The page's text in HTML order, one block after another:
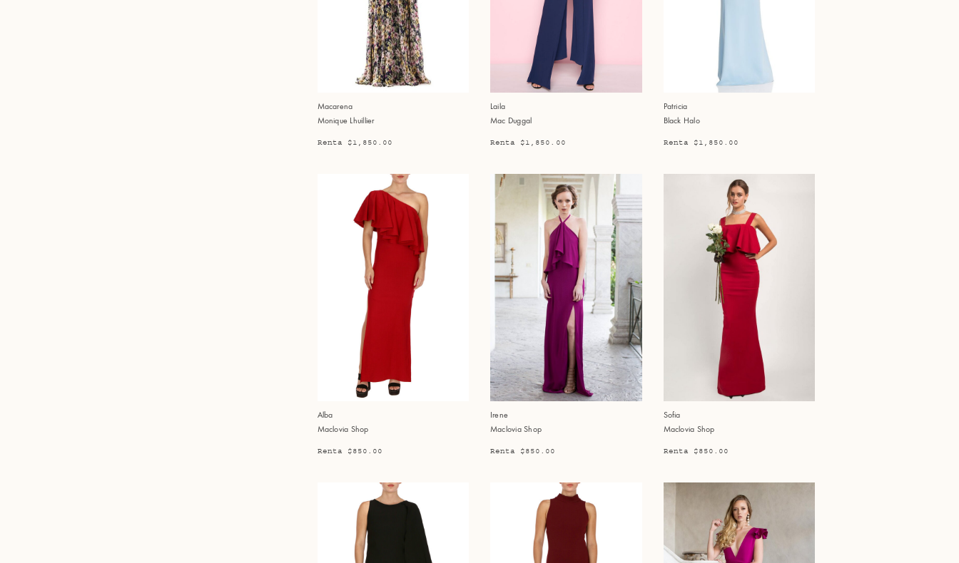
Macarena
Monique Lhuillier
Renta $1,850.00
Laila
Mac Duggal
Renta $1,850.00
Patricia
Black Halo
Renta $1,850.00
Alba
Maclovia Shop
Renta $850.00
Irene
Maclovia Shop
Renta $850.00
Sofia
Maclovia Shop
Renta $850.00